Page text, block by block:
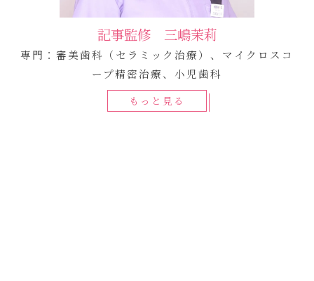
記事監修 三嶋茉莉
専門：審美歯科（セラミック治療）、マイクロスコ
ープ精密治療、小児歯科
もっと見る